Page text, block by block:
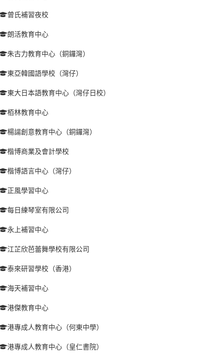
曾氏補習夜校
朗活教育中心
朱古力教育中心（銅鑼灣）
東亞韓國語學校（灣仔）
東大日本語教育中心（灣仔日校）
栢林教育中心
楊諹創意教育中心（銅鑼灣）
楷博商業及會計學校
楷博語言中心（灣仔）
正風學習中心
每日練琴室有限公司
永上補習中心
江芷欣芭蕾舞學校有限公司
泰來研習學校（香港）
海天補習中心
港傑教育中心
港專成人教育中心（何東中學）
港專成人教育中心（皇仁書院）